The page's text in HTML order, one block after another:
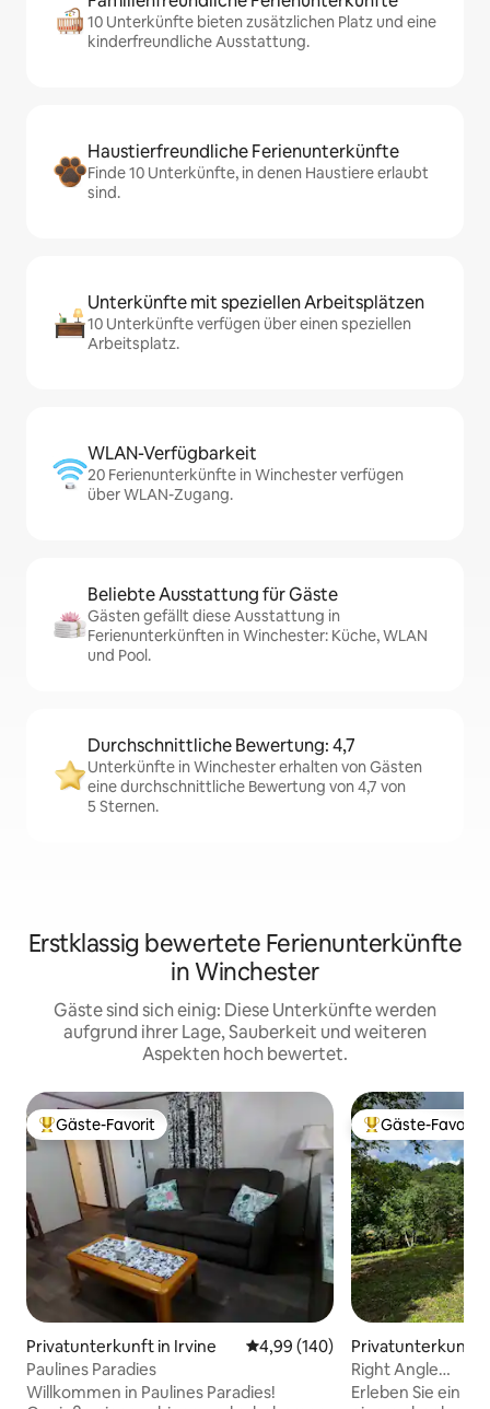
10 Unterkünfte bieten zusätzlichen Platz und eine
kinderfreundliche Ausstattung.
Haustierfreundliche Ferienunterkünfte
Finde 10 Unterkünfte, in denen Haustiere erlaubt
sind.
Unterkünfte mit speziellen Arbeitsplätzen
10 Unterkünfte verfügen über einen speziellen
Arbeitsplatz.
WLAN-Verfügbarkeit
20 Ferienunterkünfte in Winchester verfügen
über WLAN-Zugang.
Beliebte Ausstattung für Gäste
Gästen gefällt diese Ausstattung in
Ferienunterkünften in Winchester: Küche, WLAN
und Pool.
Durchschnittliche Bewertung: 4,7
Unterkünfte in Winchester erhalten von Gästen
eine durchschnittliche Bewertung von 4,7 von
5 Sternen.
Erstklassig bewertete Ferienunterkünfte
in Winchester
Gäste sind sich einig: Diese Unterkünfte werden
aufgrund ihrer Lage, Sauberkeit und weiteren
Aspekten hoch bewertet.
Beliebter Gäste-Favorit.
Gäste-Favorit
Privatunterkunft in Irvine Durchschnittliche Bewertung:
4,99 (140)
Paulines Paradies
Willkommen in Paulines Paradies!
Beliebter Gäste-
Gäste-Favorit
Privatunterkunft
ter
Right Angle
Erleben Sie ein